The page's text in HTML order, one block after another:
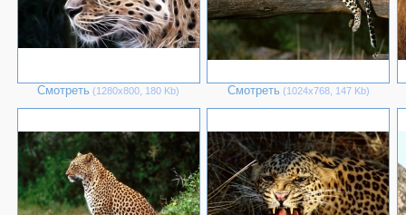
Смотреть (1280х800, 180 Kb) Смотреть (1024х768, 147 Kb)